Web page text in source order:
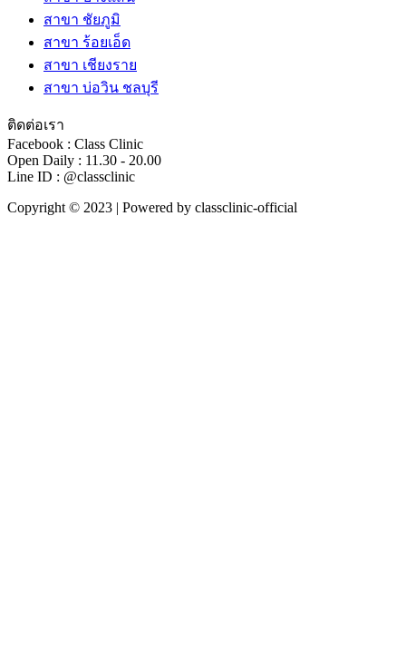
สาขา ชัยภูมิ
สาขา ร้อยเอ็ด
สาขา เชียงราย
สาขา บ่อวิน ชลบุรี
ติดต่อเรา
Facebook : Class Clinic
Open Daily : 11.30 - 20.00
Line ID : @classclinic​
Copyright © 2023 | Powered by classclinic-official